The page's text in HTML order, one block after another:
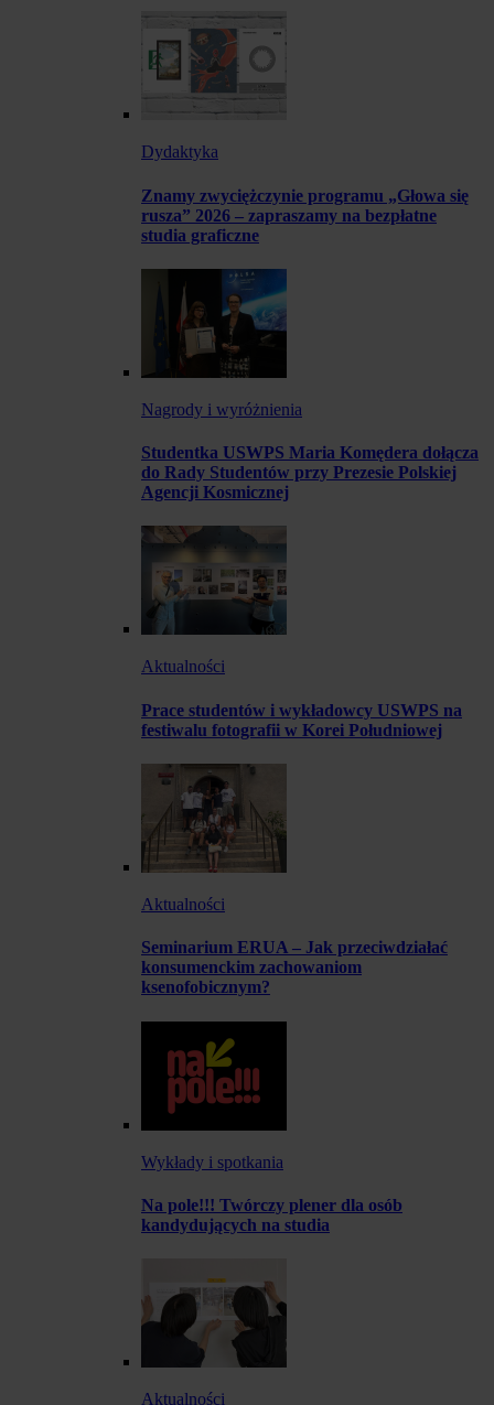
Dydaktyka
Znamy zwyciężczynie programu „Głowa się
rusza” 2026 – zapraszamy na bezpłatne
studia graficzne
Nagrody i wyróżnienia
Studentka USWPS Maria Komędera dołącza
do Rady Studentów przy Prezesie Polskiej
Agencji Kosmicznej
Aktualności
Prace studentów i wykładowcy USWPS na
festiwalu fotografii w Korei Południowej
Aktualności
Seminarium ERUA – Jak przeciwdziałać
konsumenckim zachowaniom
ksenofobicznym?
Wykłady i spotkania
Na pole!!! Twórczy plener dla osób
kandydujących na studia
Aktualności